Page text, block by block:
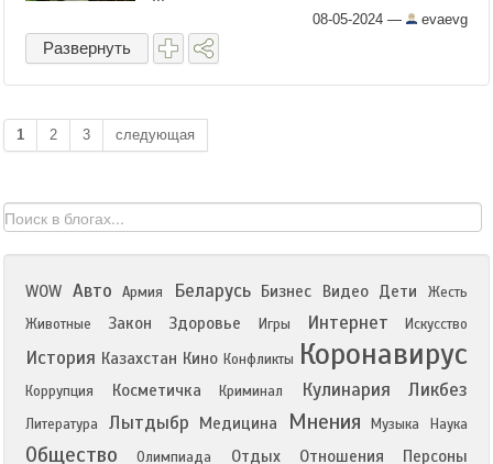
08-05-2024 — evaevg
Развернуть
1 2 3 следующая
WOW Авто Армия Беларусь Бизнес Видео Дети
Жесть
Животные
Закон Здоровье Игры Интернет Искусство
История Казахстан Кино Конфликты Коронавирус
Коррупция Косметичка Криминал Кулинария Ликбез
Литература Лытдыбр Медицина Мнения Музыка Наука
Общество Олимпиада Отдых Отношения Персоны